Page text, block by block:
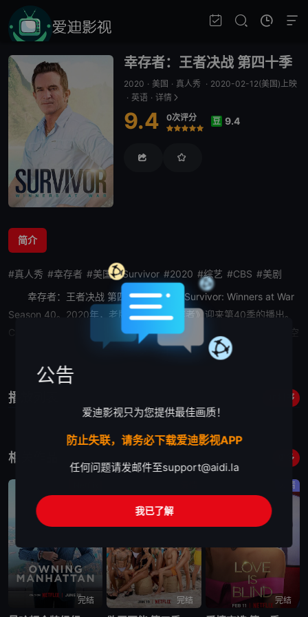
幸存者：王者决战 第四十季
2020 · 美国 · 真人秀 · 2020-02-12(美国)上映
· 英语 · 详情
9.4 0次评分
很差较差还行
推荐力荐
豆 9.4
简介
#真人秀 #幸存者 #美国 #Survivor #2020 #综艺 #CBS #美剧
幸存者：王者决战 第四十季英文名为Survivor: Winners at War
Season 40。2020年，老牌真人秀《幸存者》迎来第40季的播出。
CBS特邀20位前冠军参加本季比赛以庆祝这一盛事。除了参赛阵容空
前强大之外，本季的冠军奖金也将翻倍至200万美元。
展开
播放列表 排序
相关作品 更多
完结 完结
爱情
完结
公告
爱迪影视只为您提供最佳画质！
防止失联，请务必下载爱迪影视APP
任何问题请发邮件至support@aidi.la
我已了解